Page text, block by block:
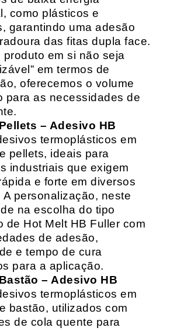
como plásticos e
garantindo uma adesão
das fitas dupla face.
produto em si não seja
em termos de
oferecemos o volume
para as necessidades de
– Adesivo HB
termoplásticos em
pellets, ideais para
industriais que exigem
e forte em diversos
A personalização, neste
na escolha do tipo
de Hot Melt HB Fuller com
de adesão,
e tempo de cura
para a aplicação.
– Adesivo HB
termoplásticos em
bastão, utilizados com
de cola quente para